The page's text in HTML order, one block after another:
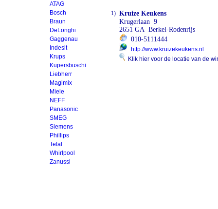
ATAG
Bosch
Braun
DeLonghi
Gaggenau
Indesit
Krups
Kupersbuschi
Liebherr
Magimix
Miele
NEFF
Panasonic
SMEG
Siemens
Phillips
Tefal
Whirlpool
Zanussi
1) Kruize Keukens
Krugerlaan 9
2651 GA Berkel-Rodenrijs
010-5111444
http://www.kruizekeukens.nl
Klik hier voor de locatie van de